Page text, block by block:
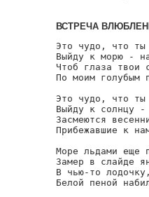
ВСТРЕЧА
Это чудо, что ты
Выйду к морю -
Чтоб глаза твои
По моим голубым
Это чудо, что ты
Выйду к солнцу
Засмеются
Прибежавшие к
Море льдами еще
Замер в слайде
В чью-то
Белой пеной